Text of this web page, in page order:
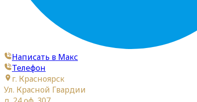
Написать в Макс
Телефон
г. Красноярск
Ул. Красной Гвардии